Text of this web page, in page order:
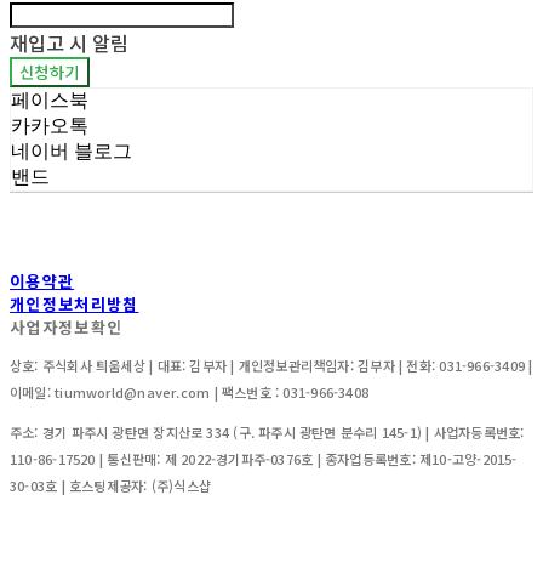
재입고 시 알림
신청하기
페이스북
카카오톡
네이버 블로그
밴드
이용약관
개인정보처리방침
사업자정보확인
상호: 주식회사 틔움세상 | 대표: 김부자 | 개인정보관리책임자: 김부자 | 전화: 031-966-3409 |
이메일: tiumworld@naver.com | 팩스번호 : 031-966-3408
주소: 경기 파주시 광탄면 장지산로 334 (구. 파주시 광탄면 분수리 145-1) | 사업자등록번호:
110-86-17520 | 통신판매: 제 2022-경기파주-0376호 | 종자업등록번호: 제10-고양-2015-
30-03호 | 호스팅제공자: (주)식스샵